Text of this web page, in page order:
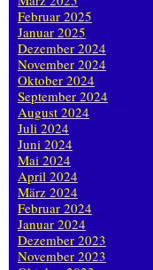
Februar 2025
Januar 2025
Dezember 2024
November 2024
Oktober 2024
September 2024
August 2024
Juli 2024
Juni 2024
Mai 2024
April 2024
März 2024
Februar 2024
Januar 2024
Dezember 2023
November 2023